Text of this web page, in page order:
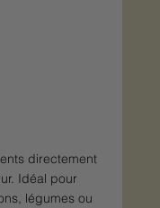
directement
Idéal pour
légumes ou